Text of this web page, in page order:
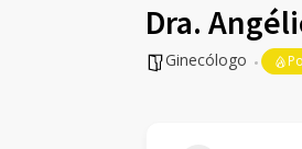
Dra.
Ginecólogo